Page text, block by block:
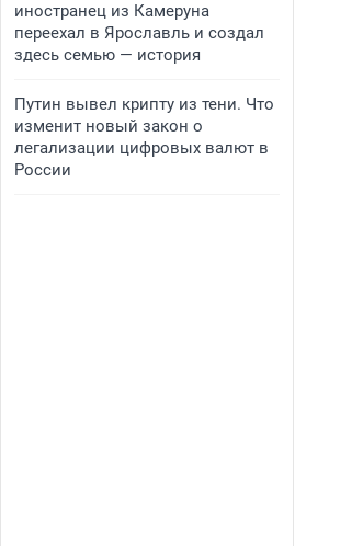
иностранец из Камеруна
переехал в Ярославль и создал
здесь семью — история
Путин вывел крипту из тени. Что
изменит новый закон о
легализации цифровых валют в
России